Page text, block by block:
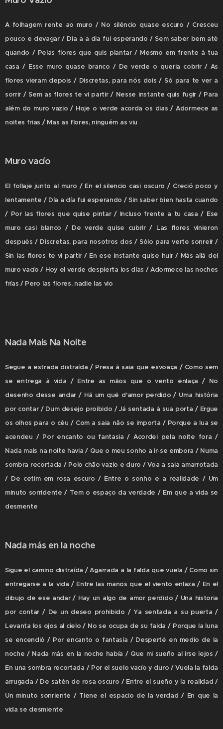
A folhagem rente ao muro / No silêncio quase escuro / Cresceu
pouco e devagar / Dia a a dia fui esperando / Sem saber bem até
quando / Pelas flores que quis plantar / Mesmo em frente à tua
casa / Esse muro quase branco / De verde o queria cobrir / As
flores vieram depois / Discretas, para nós dois / Só para te ver a
sorrir / Sem as flores te vi partir / Nesse instante quis fugir / Para
além do muro vazio / Hoje o verde acorda os dias / Adormece as
noites frias / Mas as flores, ninguém as viu
Muro vacío
El follaje junto al muro / En el silencio casi oscuro / Creció poco y
lentamente / Día a día fui esperando / Sin saber bien hasta cuando
/ Por las flores que quise pintar / Incluso frente a tu casa / Ese
muro casi blanco / De verde quise cubrir / Las flores vinieron
después / Discretas, para nosotros dos / Sólo para verte sonreír /
Sin las flores te vi partir / En ese instante quise huir / Más allá del
muro vacío / Hoy el verde despierta los días / Adormece las noches
frías / Pero las flores, nadie las vio
Nada Mais Na Noite
Segue a estrada distraída / Presa à saia que esvoaça / Como sem
se entrega à vida / Entre as mãos que o vento enlaça / No
desenho desse andar / Há um quê d'amor perdido / Uma história
por contar / Dum desejo proíbido / Já sentada à sua porta / Ergue
os olhos para o céu / Com a saia não se importa / Porque a lua se
acendeu / Por encanto ou fantasia / Acordei pela noite fora /
Nada mais na noite havia / Que o meu sonho a ir-se embora / Numa
sombra recortada / Pelo chão vazio e duro / Voa a saia amarrotada
/ De cetim em rosa escuro / Entre o sonho e a realidade / Um
minuto sorridente / Tem o espaço da verdade / Em que a vida se
desmente
Nada más en la noche
Sigue el camino distraída / Agarrada a la falda que vuela / Como sin
entregarse a la vida / Entre las manos que el viento enlaza / En el
dibujo de ese andar / Hay un algo de amor perdido / Una historia
por contar / De un deseo prohibido / Ya sentada a su puerta /
Levanta los ojos al cielo / No se ocupa de su falda / Porque la luna
se encendió / Por encanto o fantasía / Desperté en medio de la
noche / Nada más en la noche había / Que mi sueño al irse lejos /
En una sombra recortada / Por el suelo vacío y duro / Vuela la falda
arrugada / De satén de rosa oscuro / Entre el sueño y la realidad /
Un minuto sonriente / Tiene el espacio de la verdad / En que la
vida se desmiente